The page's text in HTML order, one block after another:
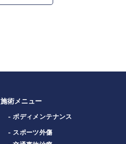
施術メニュー
- ボディメンテナンス
- スポーツ外傷